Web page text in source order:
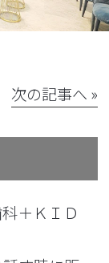
次の記事へ »
＋ＫＩＤ